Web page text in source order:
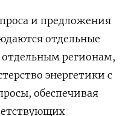
и предложения
отдельные
регионам,
энергетики с
обеспечивая